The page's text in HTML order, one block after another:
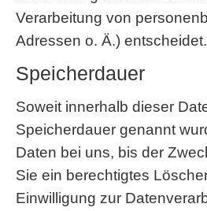
Verarbeitung von
Adressen o. Ä.) entscheidet.
Speicherdauer
Soweit innerhalb dieser
Speicherdauer genannt
Daten bei uns, bis der
Sie ein berechtigtes
Einwilligung zur